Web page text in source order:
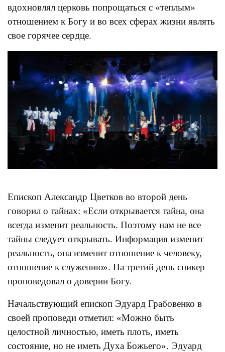
вдохновлял церковь попрощаться с «теплым»
отношением к Богу и во всех сферах жизни являть
свое горячее сердце.
Епископ Александр Цветков во второй день
говорил о тайнах: «Если открывается тайна, она
всегда изменит реальность. Поэтому нам не все
тайны следует открывать. Информация изменит
реальность, она изменит отношение к человеку,
отношение к служению». На третий день спикер
проповедовал о доверии Богу.
Начальствующий епископ Эдуард Грабовенко в
своей проповеди отметил: «Можно быть
целостной личностью, иметь плоть, иметь
состояние, но не иметь Духа Божьего». Эдуард